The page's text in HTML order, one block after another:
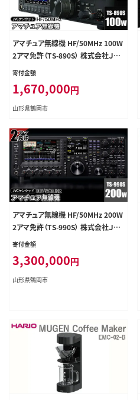
アマチュア無線機 HF/50MHz 100W
2アマ免許（TS-890S） 株式会社ＪＶ
Ｃケンウッド
寄付金額
1,670,000円
山形県鶴岡市
アマチュア無線機 HF/50MHz 200W
2アマ免許（TS-990S） 株式会社ＪＶ
Ｃケンウッド
寄付金額
3,300,000円
山形県鶴岡市